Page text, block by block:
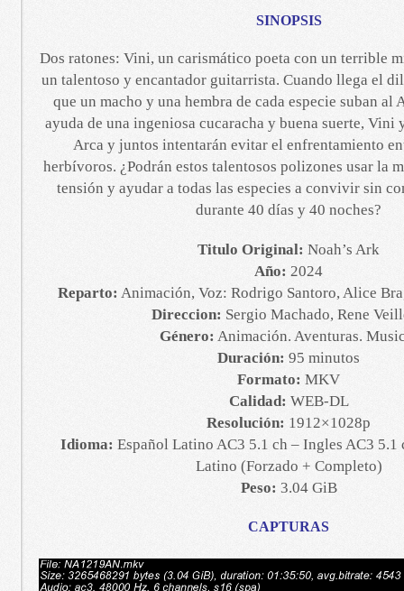
SINOPSIS
Dos ratones: Vini, un carismático poeta con un terrible
un talentoso y encantador guitarrista. Cuando llega el
que un macho y una hembra de cada especie suban al
ayuda de una ingeniosa cucaracha y buena suerte, Vini
Arca y juntos intentarán evitar el enfrentamiento
herbívoros. ¿Podrán estos talentosos polizones usar la
tensión y ayudar a todas las especies a convivir sin
durante 40 días y 40 noches?
Titulo Original: Noah’s Ark
Año: 2024
Reparto: Animación, Voz: Rodrigo Santoro, Alice
Direccion: Sergio Machado, Rene
Género: Animación. Aventuras.
Duración: 95 minutos
Formato: MKV
Calidad: WEB-DL
Resolución: 1912×1028p
Idioma: Español Latino AC3 5.1 ch – Ingles AC3 5.1
Latino (Forzado + Completo)
Peso: 3.04 GiB
CAPTURAS